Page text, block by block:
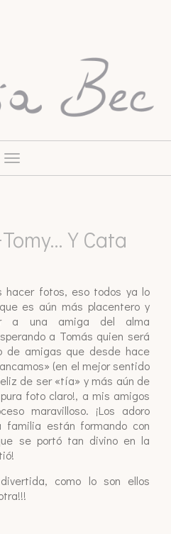
Toggle
navigation
Cata
hacer fotos, eso todos ya lo
es aún más placentero y
a una amiga del alma
a Tomás quien será
de amigas que desde hace
(en el mejor sentido
de ser «tía» y más aún de
foto claro!, a mis amigos
maravilloso. ¡Los adoro
familia están formando con
se portó tan divino en la
como lo son ellos